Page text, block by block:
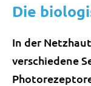
Die
In der
verschiedene